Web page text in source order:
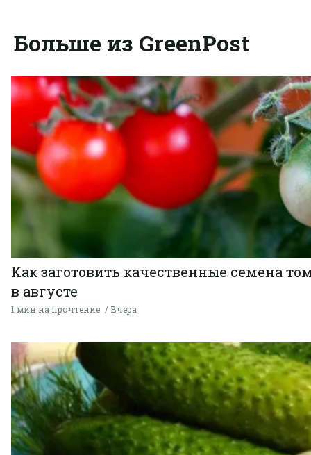
Больше из GreenPost
Как заготовить качественные семена
в августе
1 мин на прочтение Вчера